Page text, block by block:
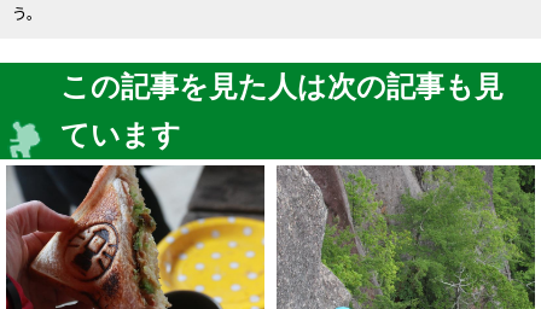
う。
この記事を見た人は次の記事も見
ています